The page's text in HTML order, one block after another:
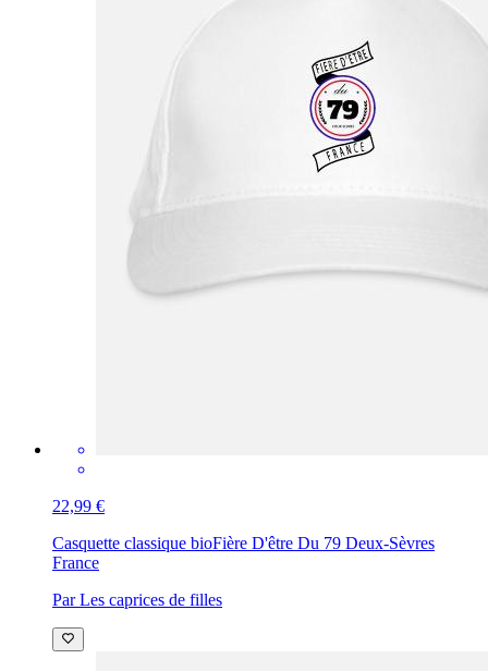
22,99 €
Casquette classique bioFière D'être Du 79 Deux-Sèvres
France
Par Les caprices de filles